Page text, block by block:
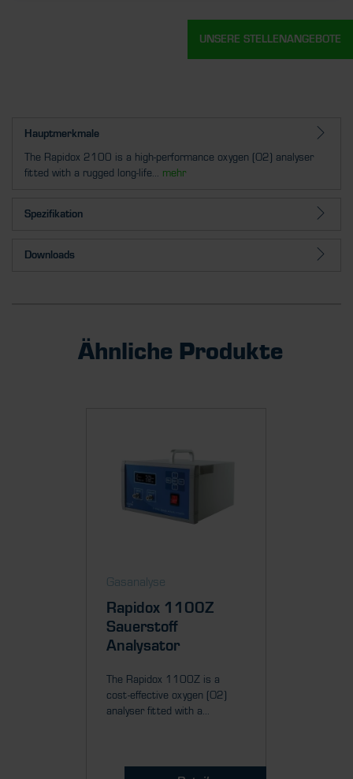
Hauptmerkmale
The Rapidox 2100 is a high-performance oxygen (O2) analyser
fitted with a rugged long-life... mehr
Spezifikation
Downloads
Ähnliche Produkte
Gasanalyse
Rapidox 1100Z
Sauerstoff
Analysator
The Rapidox 1100Z is a
cost-effective oxygen (O2)
analyser fitted with a...
UNSERE STELLENANGEBOTE